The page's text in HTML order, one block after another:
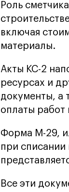
Роль
включая
материалы.
Акты КС-2
ресурсах и
документы, а
оплаты работ
Форма М-29,
при списании
Все эти